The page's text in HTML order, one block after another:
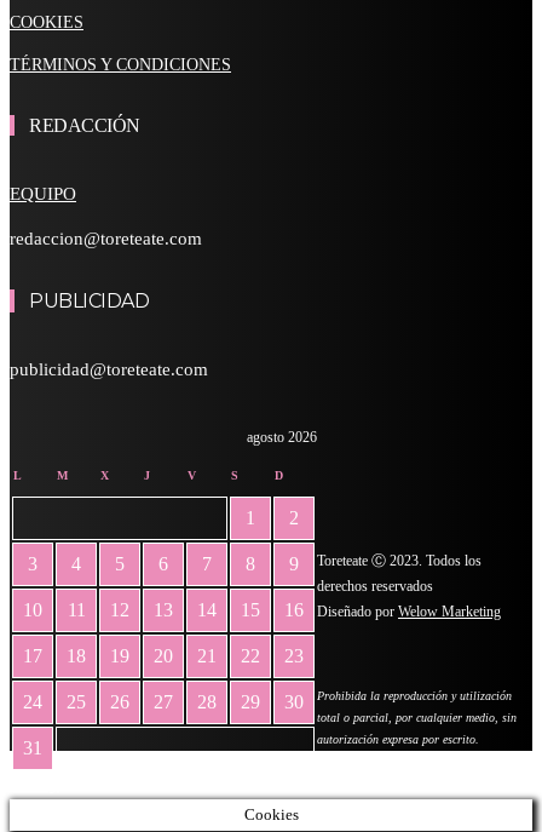
COOKIES
TÉRMINOS Y CONDICIONES
REDACCIÓN
EQUIPO
redaccion@toreteate.com
PUBLICIDAD
publicidad@toreteate.com
agosto 2026
L M X J V S D
1 2
3 4 5 6 7 8 9
10 11 12 13 14 15 16
17 18 19 20 21 22 23
24 25 26 27 28 29 30
31
Toreteate Ⓒ 2023. Todos los
derechos reservados
Diseñado por Welow Marketing
Prohibida la reproducción y utilización
total o parcial, por cualquier medio, sin
autorización expresa por escrito.
Cookies